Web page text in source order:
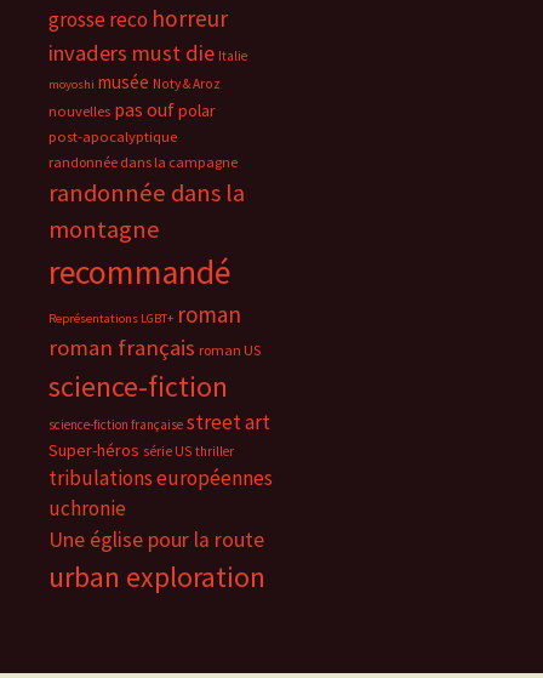
grosse reco horreur
invaders must die Italie
moyoshi musée Noty & Aroz
nouvelles pas oufpolar
post-apocalyptique
randonnée dans la campagne
randonnée dans la
montagne
recommandé
Représentations LGBT+ roman
roman français roman US
science-fiction
science-fiction française street art
Super-héros série US thriller
tribulations européennes
uchronie
Une église pour la route
urban exploration